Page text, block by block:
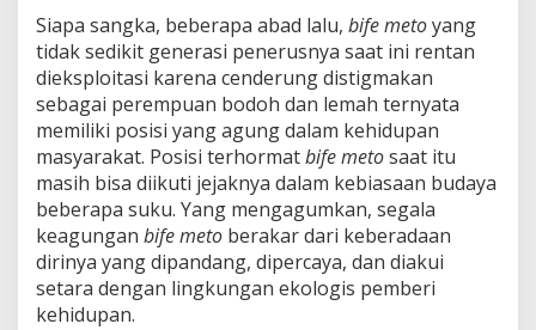
Siapa sangka, beberapa abad lalu, bife metoyang
tidak sedikit generasi penerusnya saat ini rentan
dieksploitasi karena cenderung distigmakan
sebagai perempuan bodoh dan lemah ternyata
memiliki posisi yang agung dalam kehidupan
masyarakat. Posisi terhormatbife metosaat itu
masih bisa diikuti jejaknya dalam kebiasaan budaya
beberapa suku. Yang mengagumkan, segala
keagungan bife meto berakar dari keberadaan
dirinya yang dipandang, dipercaya, dan diakui
setara dengan lingkungan ekologis pemberi
kehidupan.